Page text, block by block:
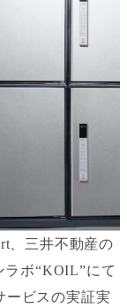
、三井不動産の
ボ“KOIL”にて
ービスの実証実